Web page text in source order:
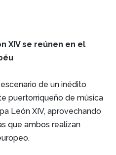
XIV se reúnen en el
de un inédito
puertorriqueño de música
León XIV, aprovechando
que ambos realizan